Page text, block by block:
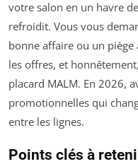
votre salon en un havre
refroidit. Vous vous
bonne affaire ou un piège
les offres, et
placard MALM. En 2026,
promotionnelles qui
entre les lignes.
Points clés à